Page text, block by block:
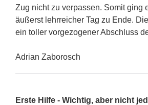
Zug nicht zu verpassen. Somit ging
äußerst lehrreicher Tag zu Ende.
ein toller vorgezogener Abschluss
Adrian Zaborosch
Erste Hilfe - Wichtig, aber nicht